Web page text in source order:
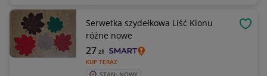
Serwetka szydełkowa Liść Klonu
różne nowe
KUP TERAZ
27zł
STAN: NOWY